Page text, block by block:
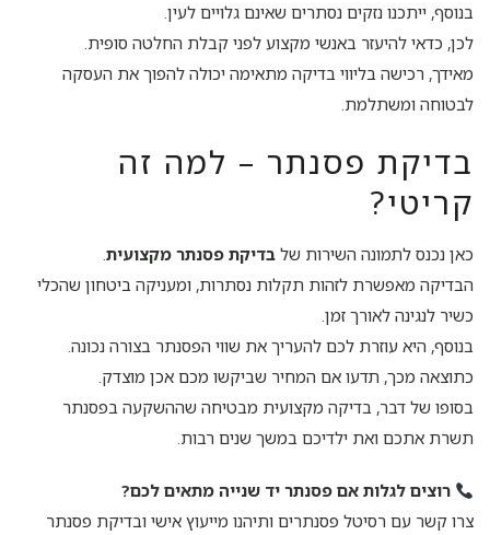
בנוסף, ייתכנו נזקים נסתרים שאינם גלויים לעין.
לכן, כדאי להיעזר באנשי מקצוע לפני קבלת החלטה סופית.
מאידך, רכישה בליווי בדיקה מתאימה יכולה להפוך את העסקה
לבטוחה ומשתלמת.
בדיקת פסנתר – למה זה
קריטי?
כאן נכנס לתמונה השירות של בדיקת פסנתר מקצועית.
הבדיקה מאפשרת לזהות תקלות נסתרות, ומעניקה ביטחון שהכלי
כשיר לנגינה לאורך זמן.
בנוסף, היא עוזרת לכם להעריך את שווי הפסנתר בצורה נכונה.
כתוצאה מכך, תדעו אם המחיר שביקשו מכם אכן מוצדק.
בסופו של דבר, בדיקה מקצועית מבטיחה שההשקעה בפסנתר
תשרת אתכם ואת ילדיכם במשך שנים רבות.
רוצים לגלות אם פסנתר יד שנייה מתאים לכם?
צרו קשר עם רסיטל פסנתרים ותיהנו מייעוץ אישי ובדיקת פסנתר